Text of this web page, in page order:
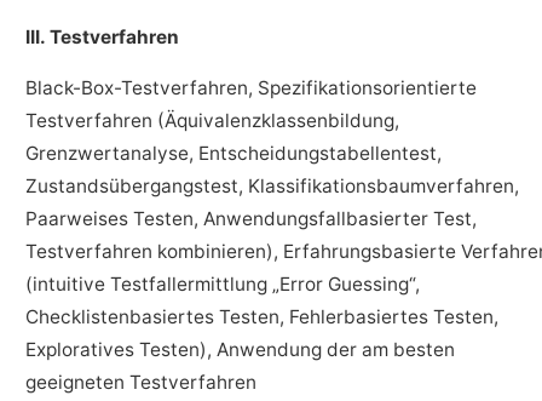
III. Testverfahren
Black-Box-Testverfahren, Spezifikationsorientierte
Testverfahren (Äquivalenzklassenbildung,
Grenzwertanalyse, Entscheidungstabellentest,
Zustandsübergangstest, Klassifikationsbaumverfahren,
Paarweises Testen, Anwendungsfallbasierter Test,
Testverfahren kombinieren), Erfahrungsbasierte
(intuitive Testfallermittlung „Error Guessing“,
Checklistenbasiertes Testen, Fehlerbasiertes Testen,
Exploratives Testen), Anwendung der am besten
geeigneten Testverfahren